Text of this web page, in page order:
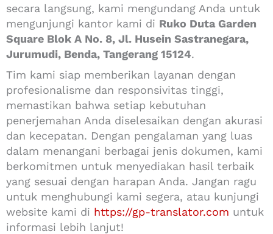
secara langsung, kami mengundang Anda untuk
mengunjungi kantor kami di Ruko Duta Garden
Square Blok A No. 8, Jl. Husein Sastranegara,
Jurumudi, Benda, Tangerang 15124.
Tim kami siap memberikan layanan dengan
profesionalisme dan responsivitas tinggi,
memastikan bahwa setiap kebutuhan
penerjemahan Anda diselesaikan dengan akurasi
dan kecepatan. Dengan pengalaman yang luas
dalam menangani berbagai jenis dokumen, kami
berkomitmen untuk menyediakan hasil terbaik
yang sesuai dengan harapan Anda. Jangan ragu
untuk menghubungi kami segera, atau kunjungi
website kami di https://gp-translator.com untuk
informasi lebih lanjut!